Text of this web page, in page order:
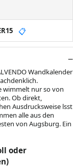
📋
Wandkalender
wimmelt nur so von
Ob direkt,
Ausdrucksweise lsst
alle aus den
von Augsburg. Ein
oder